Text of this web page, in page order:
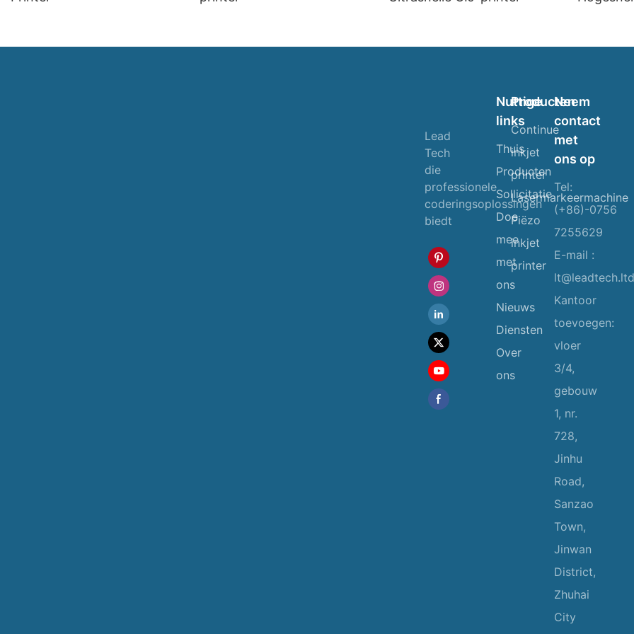
Lead
Tech
die
professionele
coderingsoplossingen
biedt
Nuttige
links
Thuis
Producten
Sollicitatie
Doe
mee
met
ons
Nieuws
Diensten
Over
ons
Producten
Continue
inkjet
printer
Lasermarkeermachine
Piëzo
inkjet
printer
Neem
contact
met
ons op
Tel:
(+86)-0756
7255629
E-mail :
lt@leadtech.ltd
Kantoor
toevoegen:
vloer
3/4,
gebouw
1, nr.
728,
Jinhu
Road,
Sanzao
Town,
Jinwan
District,
Zhuhai
City